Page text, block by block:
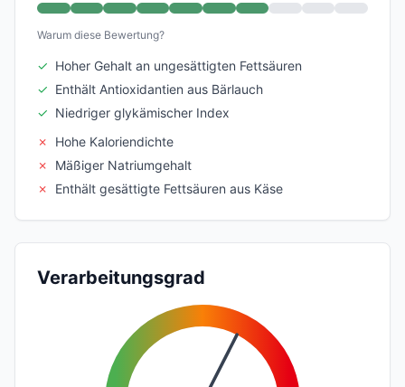
Warum diese Bewertung?
✓ Hoher Gehalt an ungesättigten Fettsäuren
✓ Enthält Antioxidantien aus Bärlauch
✓ Niedriger glykämischer Index
✗
Hohe Kaloriendichte
✗
Mäßiger Natriumgehalt
✗
Enthält gesättigte Fettsäuren aus Käse
Verarbeitungsgrad